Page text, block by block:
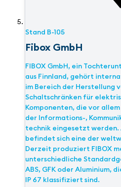
Stand B-105
Fibox GmbH
FIBOX GmbH, ein
aus Finnland, gehört
im Bereich der Herstellung
Schaltschränken für
Komponenten, die vor
der Informations-,
technik eingesetzt werden.
befindet sich eine der
Derzeit produziert FIBOX
unterschiedliche
ABS, GFK oder Aluminium,
IP 67 klassifiziert sind.